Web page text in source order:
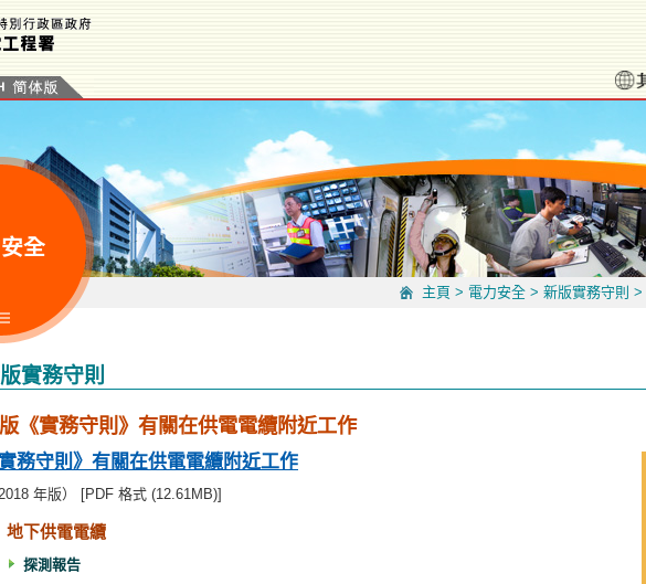
全
主頁 > 電力安全 > 新版實務守則 >
實務守則
《實務守則》有關在供電電纜附近工作
實務守則》有關在供電電纜附近工作
2018 年版） [PDF 格式 (12.61MB)]
地下供電電纜
探測報告